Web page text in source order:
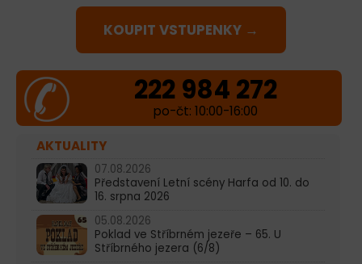
KOUPIT VSTUPENKY →
222 984 272
po-čt: 10:00-16:00
AKTUALITY
07.08.2026
Představení Letní scény Harfa od 10. do
16. srpna 2026
05.08.2026
Poklad ve Stříbrném jezeře – 65. U
Stříbrného jezera (6/8)